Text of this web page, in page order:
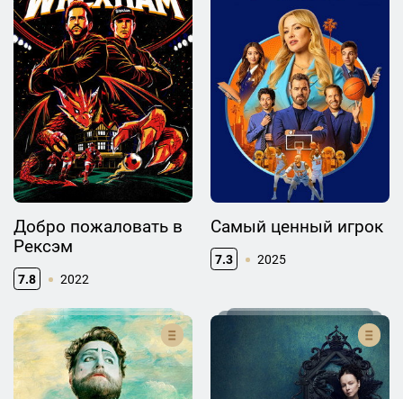
Добро пожаловать в
Рексэм
7.8 2022
Самый ценный игрок
7.3 2025